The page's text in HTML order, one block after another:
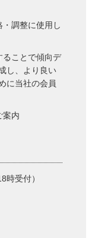
調整に使用し
ることで傾向デ
し、より良い
に当社の会員
案内
時受付）